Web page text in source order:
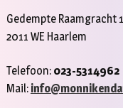
Gedempte Raamgracht
2011 WE Haarlem
Telefoon: 023-5314962
Mail: